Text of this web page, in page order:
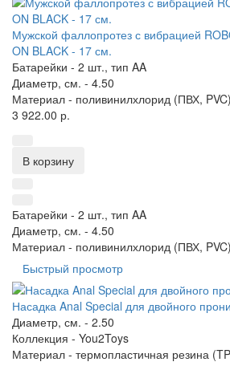
Мужской фаллопротез с вибрацией
ON BLACK - 17 см.
Батарейки - 2 шт., тип AA
Диаметр, см. - 4.50
Материал - поливинилхлорид (ПВХ, PVC)
3 922.00 р.
В корзину
Батарейки - 2 шт., тип AA
Диаметр, см. - 4.50
Материал - поливинилхлорид (ПВХ, PVC)
Быстрый просмотр
Насадка Anal Special для двойного
Диаметр, см. - 2.50
Коллекция - You2Toys
Материал - термопластичная резина